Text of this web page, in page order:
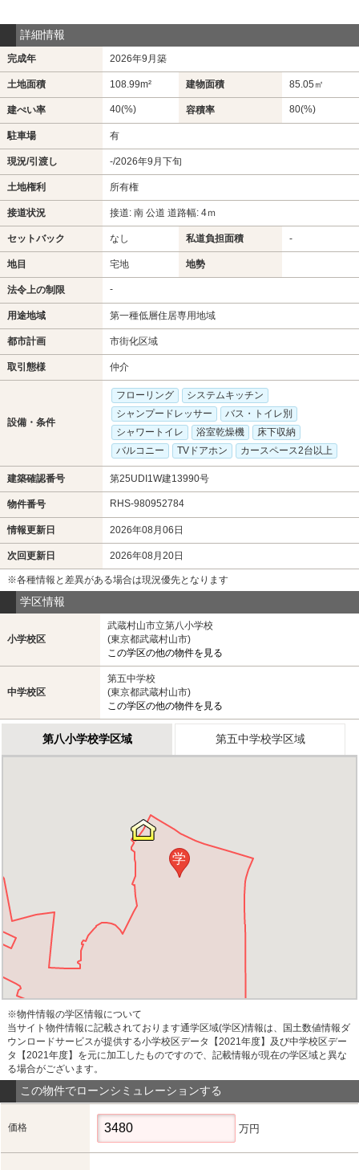
詳細情報
完成年 2026年9月築
土地面積 108.99m² 建物面積 85.05㎡
建ぺい率 40(%) 容積率 80(%)
駐車場 有
現況/引渡し -/2026年9月下旬
土地権利 所有権
接道状況 接道: 南 公道 道路幅: 4ｍ
セットバック なし 私道負担面積 -
地目 宅地 地勢
法令上の制限 -
用途地域 第一種低層住居専用地域
都市計画 市街化区域
取引態様 仲介
設備・条件
フローリング
システムキッチン
シャンプードレッサー
バス・トイレ別
シャワートイレ
浴室乾燥機
床下収納
バルコニー
TVドアホン カースペース2台以上
建築確認番号 第25UDI1W建13990号
物件番号 RHS-980952784
情報更新日 2026年08月06日
次回更新日 2026年08月20日
※各種情報と差異がある場合は現況優先となります
学区情報
小学校区
武蔵村山市立第八小学校
(東京都武蔵村山市)
この学区の他の物件を見る
中学校区
第五中学校
(東京都武蔵村山市)
この学区の他の物件を見る
第八小学校学区域 第五中学校学区域
学
※物件情報の学区情報について
当サイト物件情報に記載されております通学区域(学区)情報は、国土数値情報ダ
ウンロードサービスが提供する小学校区データ【2021年度】及び中学校区デー
タ【2021年度】を元に加工したものですので、記載情報が現在の学区域と異な
る場合がございます。
この物件でローンシミュレーションする
価格 万円